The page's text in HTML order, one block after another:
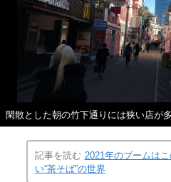
閑散とした朝の竹下通りには狭い店が
記事を読む 2021年のブームは
い“茶そば”の世界